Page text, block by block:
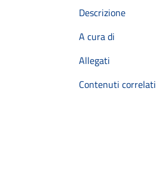
Descrizione
A cura di
Allegati
Contenuti correlati